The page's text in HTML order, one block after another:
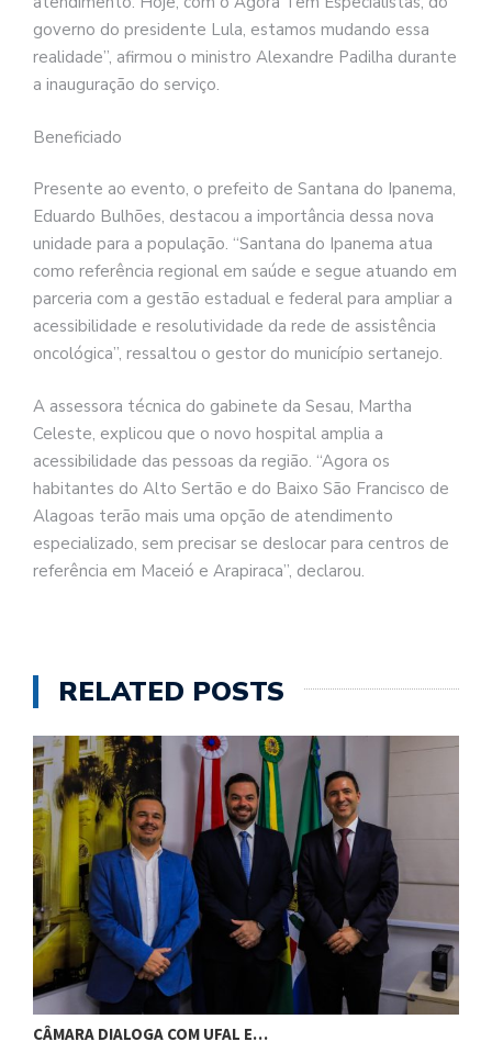
governo do presidente Lula, estamos mudando essa
realidade”, afirmou o ministro Alexandre Padilha durante
a inauguração do serviço.
Beneficiado
Presente ao evento, o prefeito de Santana do Ipanema,
Eduardo Bulhões, destacou a importância dessa nova
unidade para a população. “Santana do Ipanema atua
como referência regional em saúde e segue atuando em
parceria com a gestão estadual e federal para ampliar a
acessibilidade e resolutividade da rede de assistência
oncológica”, ressaltou o gestor do município sertanejo.
A assessora técnica do gabinete da Sesau, Martha
Celeste, explicou que o novo hospital amplia a
acessibilidade das pessoas da região. “Agora os
habitantes do Alto Sertão e do Baixo São Francisco de
Alagoas terão mais uma opção de atendimento
especializado, sem precisar se deslocar para centros de
referência em Maceió e Arapiraca”, declarou.
RELATED POSTS
CÂMARA DIALOGA COM UFAL E…